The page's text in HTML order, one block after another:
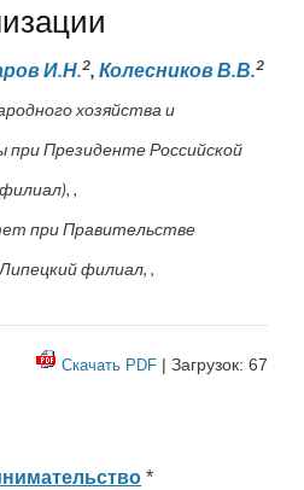
И.Н.2, Колесников В.В.2
хозяйства и
при Президенте Российской
,
при Правительстве
филиал, ,
Скачать PDF | Загрузок: 67
*